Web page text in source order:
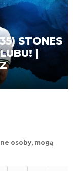
STONES
|
osoby, mogą